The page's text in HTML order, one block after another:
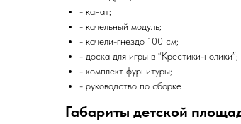
- канат;
- качельный модуль;
- качели-гнездо 100 см;
- доска для игры в “Крестики-нолики”;
- комплект фурнитуры;
- руководство по сборке
Габариты детской